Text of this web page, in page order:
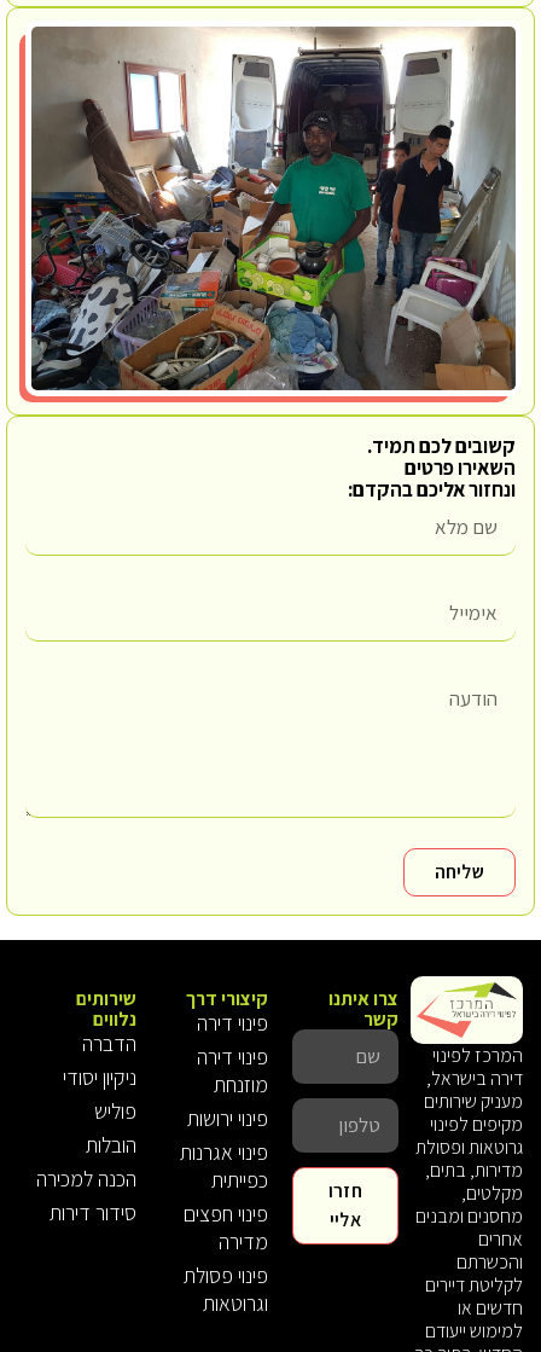
קשובים לכם תמיד.
השאירו פרטים
ונחזור אליכם בהקדם:
שליחה
המרכז לפינוי
דירה בישראל,
מעניק שירותים
מקיפים לפינוי
גרוטאות ופסולת
מדירות, בתים,
מקלטים,
מחסנים ומבנים
אחרים
והכשרתם
לקליטת דיירים
חדשים או
למימוש ייעודם
קיצורי דרך
פינוי דירה
פינוי דירה
מוזנחת
פינוי ירושות
פינוי אגרנות
כפייתית
פינוי חפצים
מדירה
פינוי פסולת
וגרוטאות
שירותים
נלווים
הדברה
ניקיון יסודי
פוליש
הובלות
הכנה למכירה
סידור דירות
צרו איתנו
קשר
חזרו
אליי